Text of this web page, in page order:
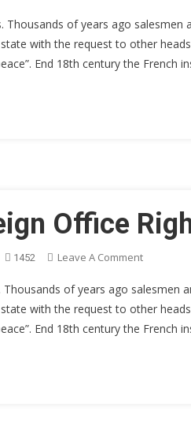
/
Foreign
Office
of years ago salesmen
with the request to other
End 18th century the French
Office
1452 Leave A CommentOn
/
Foreign
Office
of years ago salesmen
with the request to other
End 18th century the French